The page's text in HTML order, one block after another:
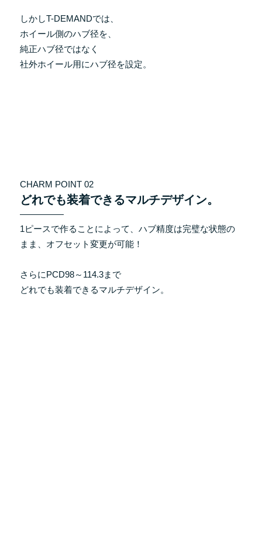
しかしT-DEMANDでは、
ホイール側のハブ径を、
純正ハブ径ではなく
社外ホイール用にハブ径を設定。
CHARM POINT 02
どれでも装着できるマルチデザイン。
1ピースで作ることによって、ハブ精度は完璧な状態の
まま、オフセット変更が可能！
さらにPCD98～114.3まで
どれでも装着できるマルチデザイン。